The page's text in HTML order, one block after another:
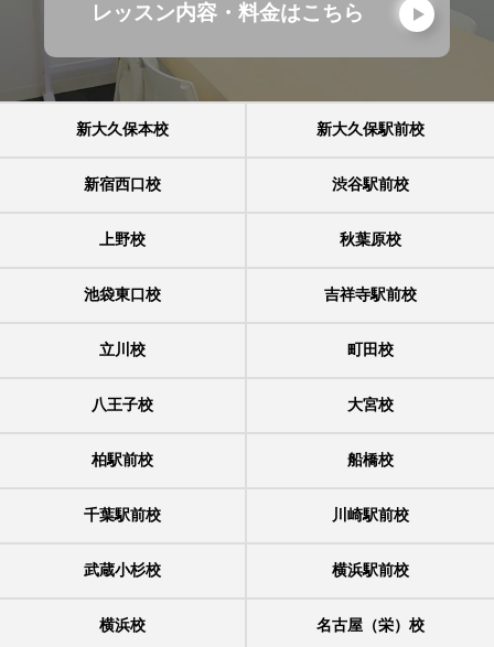
レッスン内容・料金はこちら
新大久保本校 新大久保駅前校
新宿西口校 渋谷駅前校
上野校 秋葉原校
池袋東口校 吉祥寺駅前校
立川校 町田校
八王子校 大宮校
柏駅前校 船橋校
千葉駅前校 川崎駅前校
武蔵小杉校 横浜駅前校
横浜校 名古屋（栄）校